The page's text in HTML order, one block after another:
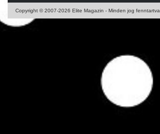
Copyright © 2007-2026 Elite Magazin - Minden jog fenntartva.